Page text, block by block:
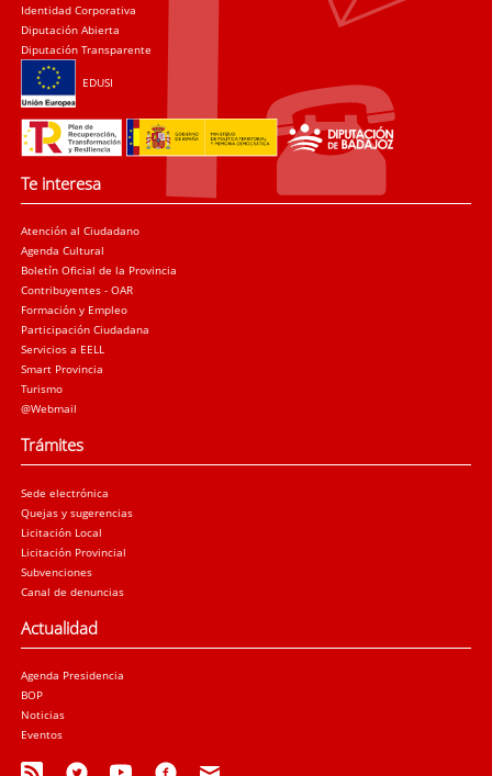
Identidad Corporativa
Diputación Abierta
Diputación Transparente
EDUSI
Te interesa
Atención al Ciudadano
Agenda Cultural
Boletín Oficial de la Provincia
Contribuyentes - OAR
Formación y Empleo
Participación Ciudadana
Servicios a EELL
Smart Provincia
Turismo
@Webmail
Trámites
Sede electrónica
Quejas y sugerencias
Licitación Local
Licitación Provincial
Subvenciones
Canal de denuncias
Actualidad
Agenda Presidencia
BOP
Noticias
Eventos